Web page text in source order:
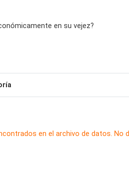
en su vejez?
en el archivo de datos. No